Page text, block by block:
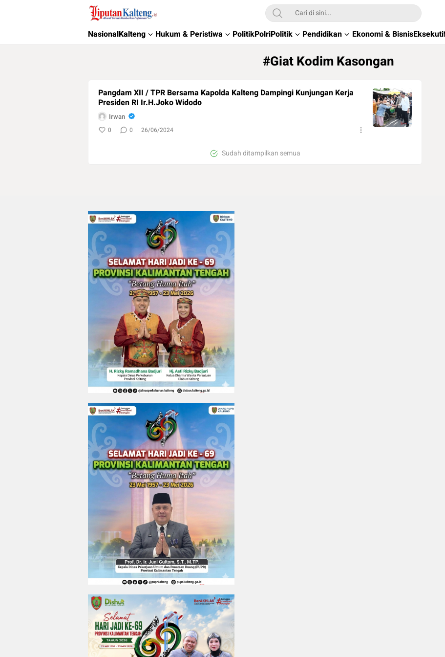
Liputan Kalteng
Akurat, Terpercaya & Independent
NasionalKalteng Hukum & Peristiwa PolitikPolriPolitik Pendidikan Ekonomi & Bisnis
#Giat Kodim Kasongan
Pangdam XII / TPR Bersama Kapolda Kalteng Dampingi Kunjungan Kerja
Presiden RI Ir.H.Joko Widodo
Irwan
0 0 26/06/2024
Sudah ditampilkan semua